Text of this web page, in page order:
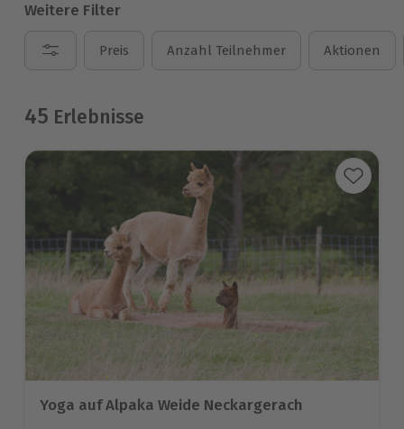
Weitere Filter
Preis Anzahl Teilnehmer Aktionen
45 Erlebnisse
Yoga auf Alpaka Weide Neckargerach